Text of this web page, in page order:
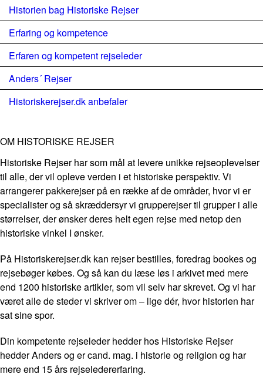
Historien bag Historiske Rejser
Erfaring og kompetence
Erfaren og kompetent rejseleder
Anders´ Rejser
Historiskerejser.dk anbefaler
OM HISTORISKE REJSER
Historiske Rejser har som mål at levere unikke rejseoplevelser
til alle, der vil opleve verden i et historiske perspektiv. Vi
arrangerer pakkerejser på en række af de områder, hvor vi er
specialister og så skræddersyr vi grupperejser til grupper i alle
størrelser, der ønsker deres helt egen rejse med netop den
historiske vinkel I ønsker.
På Historiskerejser.dk kan rejser bestilles, foredrag bookes og
rejsebøger købes. Og så kan du læse løs i arkivet med mere
end 1200 historiske artikler, som vil selv har skrevet. Og vi har
været alle de steder vi skriver om – lige dér, hvor historien har
sat sine spor.
Din kompetente rejseleder hedder hos Historiske Rejser
hedder Anders og er cand. mag. i historie og religion og har
mere end 15 års rejseledererfaring.